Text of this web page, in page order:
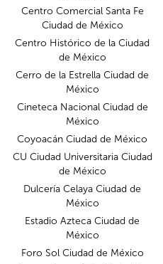
Centro Comercial Santa Fe
Ciudad de México
Centro Histórico de la Ciudad
de México
Cerro de la Estrella Ciudad de
México
Cineteca Nacional Ciudad de
México
Coyoacán Ciudad de México
CU Ciudad Universitaria Ciudad
de México
Dulcería Celaya Ciudad de
México
Estadio Azteca Ciudad de
México
Foro Sol Ciudad de México